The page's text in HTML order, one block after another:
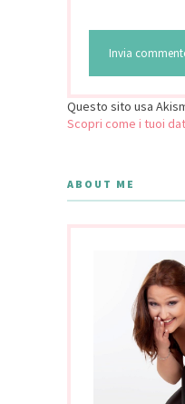
Questo sito usa
Scopri come i tuoi
ABOUT ME